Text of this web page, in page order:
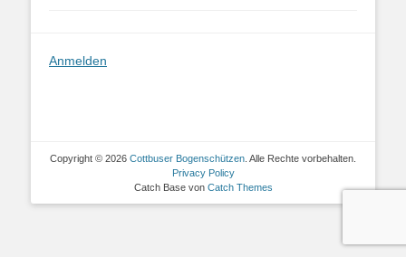
Anmelden
Copyright © 2026 Cottbuser Bogenschützen . Alle Rechte vorbehalten.
Privacy Policy
Catch Base von Catch Themes